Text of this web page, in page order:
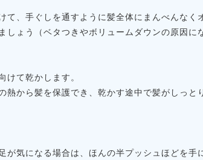
て、手ぐしを通すように髪全体にまんべんなく
ょう（ベタつきやボリュームダウンの原因に
けて乾かします。
熱から髪を保護でき、乾かす途中で髪がしっ
が気になる場合は、ほんの半プッシュほどを手